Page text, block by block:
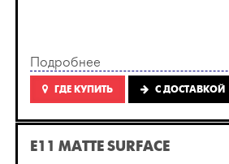
Подробнее
ГДЕ КУПИТЬ C ДОСТАВКОЙ
E11 MATTE SURFACE